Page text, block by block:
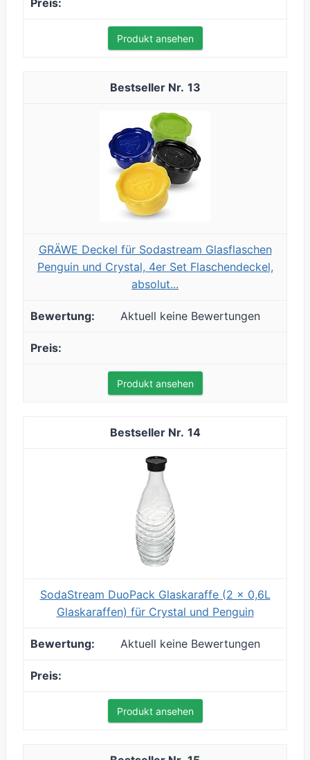
Produkt ansehen
13
GRÄWE Deckel für Sodastream Glasflaschen
Penguin und Crystal, 4er Set Flaschendeckel,
absolut...
Aktuell keine Bewertungen
Produkt ansehen
14
SodaStream DuoPack Glaskaraffe (2 x 0,6L
Glaskaraffen) für Crystal und Penguin
Aktuell keine Bewertungen
Produkt ansehen